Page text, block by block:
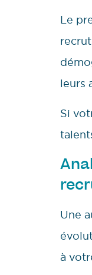
Le
leurs
Si
Une
à